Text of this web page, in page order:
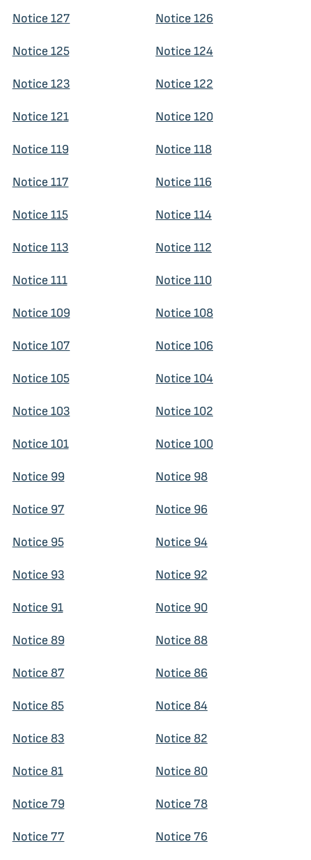
Notice 127 Notice 126
Notice 125 Notice 124
Notice 123 Notice 122
Notice 121 Notice 120
Notice 119 Notice 118
Notice 117 Notice 116
Notice 115 Notice 114
Notice 113 Notice 112
Notice 111 Notice 110
Notice 109 Notice 108
Notice 107 Notice 106
Notice 105 Notice 104
Notice 103 Notice 102
Notice 101 Notice 100
Notice 99 Notice 98
Notice 97 Notice 96
Notice 95 Notice 94
Notice 93 Notice 92
Notice 91 Notice 90
Notice 89 Notice 88
Notice 87 Notice 86
Notice 85 Notice 84
Notice 83 Notice 82
Notice 81 Notice 80
Notice 79 Notice 78
Notice 77 Notice 76